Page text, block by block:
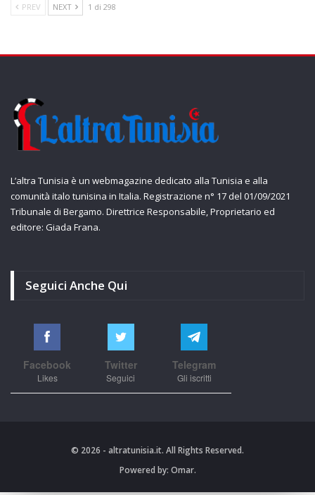
PREV NEXT 1 di 298
L’altra Tunisia è un webmagazine dedicato alla Tunisia e alla
comunità italo tunisina in Italia. Registrazione n° 17 del 01/09/2021
Tribunale di Bergamo. Direttrice Responsabile, Proprietario ed
editore: Giada Frana.
Seguici Anche Qui
Facebook
Likes
Twitter
Seguici
Telegram
Gli iscritti
© 2026 - altratunisia.it. All Rights Reserved.
Powered by: Omar.